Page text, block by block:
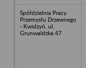
Spółdzielnia Pracy
Przemysłu Drzewnego
- Kwidzyń, ul.
Grunwaldzka 47